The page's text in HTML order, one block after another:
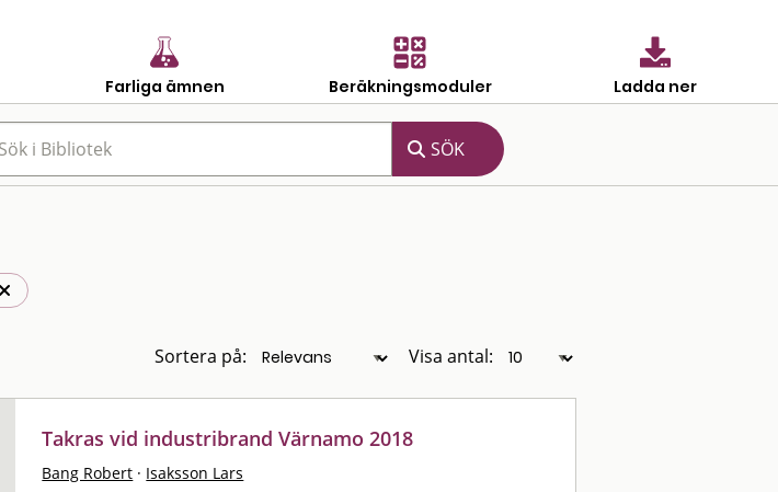
Farliga ämnen Beräkningsmoduler Ladda ner
Sortera på: Visa antal:
Takras vid industribrand Värnamo 2018
Bang Robert · Isaksson Lars